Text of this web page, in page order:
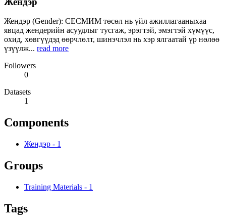
Жендэр (Gender): СЕСМИМ төсөл нь үйл ажиллагааныхаа
явцад жендерийн асуудлыг тусгаж, эрэгтэй, эмэгтэй хүмүүс,
охид, хөвгүүдэд өөрчлөлт, шинэчлэл нь хэр ялгаатай үр нөлөө
үзүүлж... read more
Followers
0
Datasets
1
Components
Жендэр - 1
Groups
Training Materials - 1
Tags